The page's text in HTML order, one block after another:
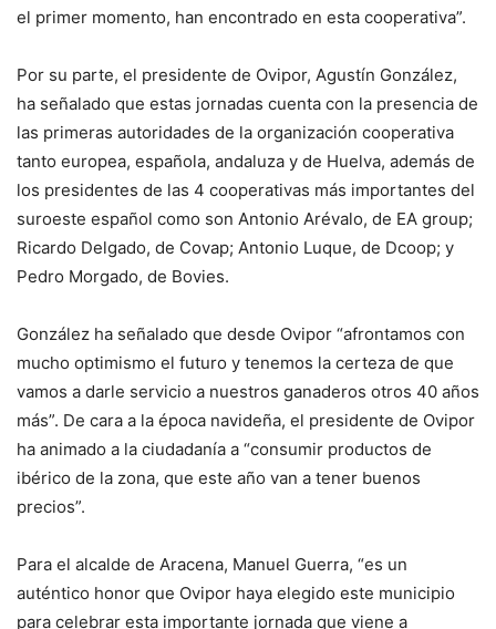
el primer momento, han encontrado en esta cooperativa”.
Por su parte, el presidente de Ovipor, Agustín González,
ha señalado que estas jornadas cuenta con la presencia de
las primeras autoridades de la organización cooperativa
tanto europea, española, andaluza y de Huelva, además de
los presidentes de las 4 cooperativas más importantes del
suroeste español como son Antonio Arévalo, de EA group;
Ricardo Delgado, de Covap; Antonio Luque, de Dcoop; y
Pedro Morgado, de Bovies.
González ha señalado que desde Ovipor “afrontamos con
mucho optimismo el futuro y tenemos la certeza de que
vamos a darle servicio a nuestros ganaderos otros 40 años
más”. De cara a la época navideña, el presidente de Ovipor
ha animado a la ciudadanía a “consumir productos de
ibérico de la zona, que este año van a tener buenos
precios”.
Para el alcalde de Aracena, Manuel Guerra, “es un
auténtico honor que Ovipor haya elegido este municipio
para celebrar esta importante jornada que viene a